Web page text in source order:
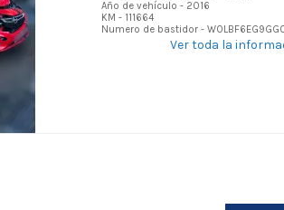
Año de vehículo - 2016
KM - 111664
Numero de bastidor -
Ver toda la